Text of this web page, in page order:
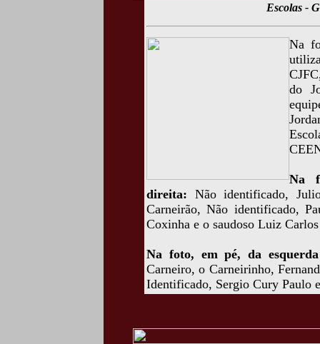
Escolas -
Na
do
Na
direita: Não identificado,
Carneirão, Não identificado,
Coxinha e o saudoso Luiz
Na foto, em pé, da
Carneiro, o Carneirinho,
Identificado, Sergio Cury Paulo